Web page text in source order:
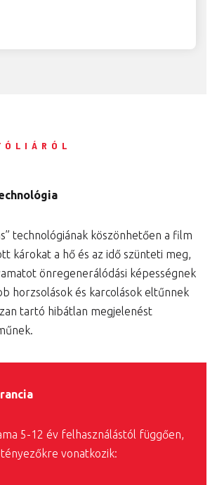
technológiának köszönhetően a film
károkat a hő és az idő szünteti meg,
önregenerálódási képességnek
horzsolások és karcolások eltűnnek
tartó hibátlan megjelenést
5-12 év felhasználástól függően,
vonatkozik: